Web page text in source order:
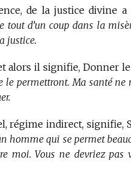
de la justice divine a
d’un coup dans la
justice.
alors il signifie, Donner
le permettront. Ma santé ne
régime indirect, signifie,
homme qui se permet
moi. Vous ne devriez